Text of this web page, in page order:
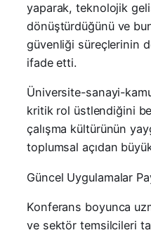
yaparak, teknolojik
dönüştürdüğünü ve
güvenliği süreçlerinin
ifade etti.
Üniversite-sanayi-
kritik rol üstlendiğini
çalışma kültürünün
toplumsal açıdan
Güncel Uygulamalar
Konferans boyunca
ve sektör temsilcileri